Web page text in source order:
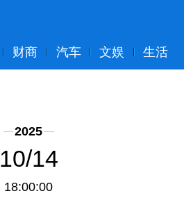
财商 汽车 文娱 生活
2025
10/14
18:00:00